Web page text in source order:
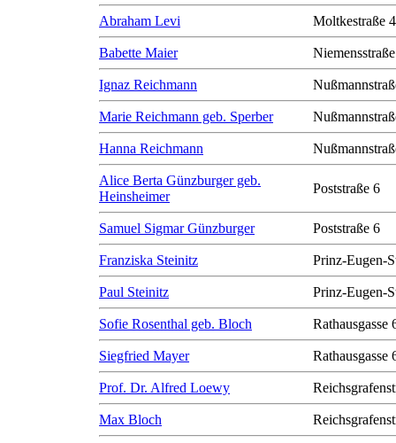
Abraham Levi Moltkestraße
Babette Maier
Ignaz Reichmann
Marie Reichmann geb. Sperber
Hanna Reichmann
Alice Berta Günzburger geb.
Heinsheimer
Poststraße 6
Samuel Sigmar Günzburger Poststraße 6
Franziska Steinitz Prinz-Eugen-
Paul Steinitz Prinz-Eugen-
Sofie Rosenthal geb. Bloch Rathausgasse
Siegfried Mayer Rathausgasse
Prof. Dr. Alfred Loewy
Max Bloch